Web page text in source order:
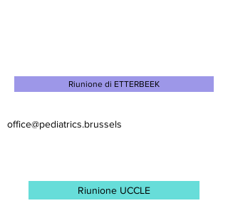
Riunione di ETTERBEEK
office@pediatrics.brussels
Riunione UCCLE